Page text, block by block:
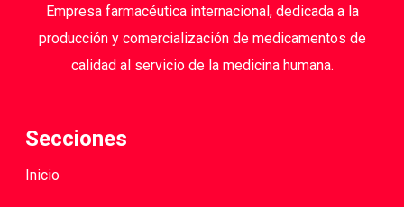
Empresa farmacéutica internacional, dedicada a la
producción y comercialización de medicamentos de
calidad al servicio de la medicina humana.
Secciones
Inicio